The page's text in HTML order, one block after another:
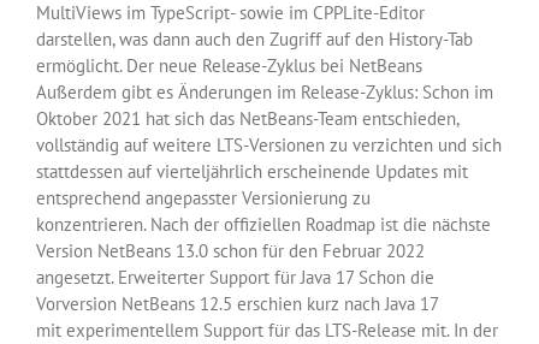
MultiViews im TypeScript- sowie im CPPLite-Editor
darstellen, was dann auch den Zugriff auf den History-Tab
ermöglicht. Der neue Release-Zyklus bei NetBeans
Außerdem gibt es Änderungen im Release-Zyklus: Schon im
Oktober 2021 hat sich das NetBeans-Team entschieden,
vollständig auf weitere LTS-Versionen zu verzichten und sich
stattdessen auf vierteljährlich erscheinende Updates mit
entsprechend angepasster Versionierung zu
konzentrieren. Nach der offiziellen Roadmap ist die nächste
Version NetBeans 13.0 schon für den Februar 2022
angesetzt. Erweiterter Support für Java 17 Schon die
Vorversion NetBeans 12.5 erschien kurz nach Java 17
mit experimentellem Support für das LTS-Release mit. In der